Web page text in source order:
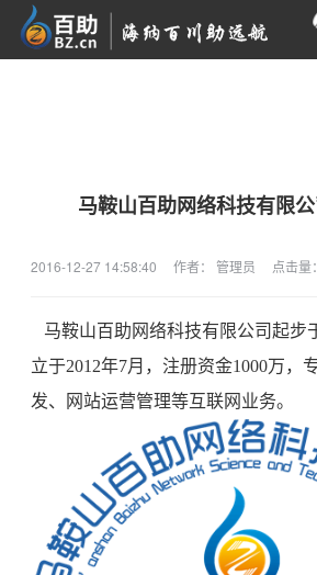
马鞍山百助网络科技有限
2016-12-27 14:58:40 作者： 管理员 点击量：
马鞍山百助网络科技有限公司起步
立于2012年7月，注册资金1000万，
发、网站运营管理等互联网业务。